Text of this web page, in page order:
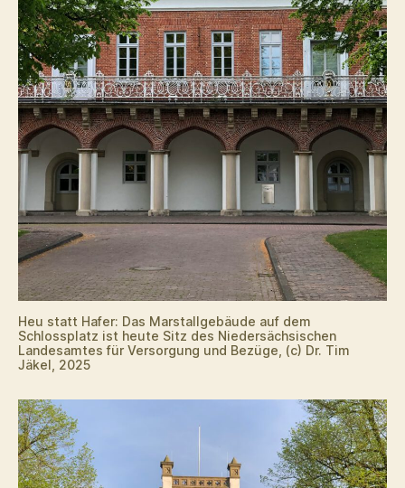
Heu statt Hafer: Das Marstallgebäude auf dem
Schlossplatz ist heute Sitz des Niedersächsischen
Landesamtes für Versorgung und Bezüge, (c) Dr. Tim
Jäkel, 2025